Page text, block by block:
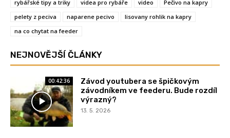
rybářské tipy a triky videa pro rybáře video
Pečivo na kapry
pelety z peciva
naparene pecivo
lisovany rohlik na kapry
na co chytat na feeder
NEJNOVĚJŠÍ ČLÁNKY
00:42:36
Závod youtubera se špičkovým
závodníkem ve feederu. Bude rozdíl
výrazný?
13. 5. 2026